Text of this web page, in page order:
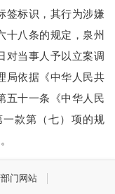
签标识，其行为涉嫌
十八条的规定，泉州
对当事人予以立案调
局依据《中华人民共
五十一条《中华人民
款第（七）项的规
门网站